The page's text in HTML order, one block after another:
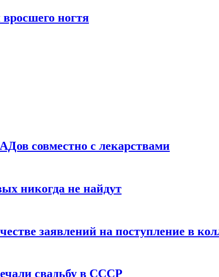
ногтя
совместно с лекарствами
никогда не найдут
заявлений на поступление в
свадьбу в СССР